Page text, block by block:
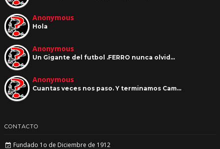
Anonymous
Hola
Anonymous
Un Gigante del futbol .FERRO nunca olvid…
Anonymous
Cuantas veces nos paso. Y terminamos Cam…
CONTACTO
Fundado 1o de Diciembre de 1912